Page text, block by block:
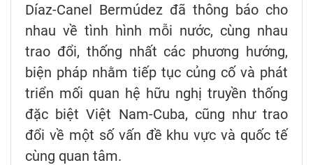
Díaz-Canel Bermúdez đã thông báo cho
nhau về tình hình mỗi nước, cùng nhau
trao đổi, thống nhất các phương hướng,
biện pháp nhằm tiếp tục củng cố và phát
triển mối quan hệ hữu nghị truyền thống
đặc biệt Việt Nam-Cuba, cũng như trao
đổi về một số vấn đề khu vực và quốc tế
cùng quan tâm.